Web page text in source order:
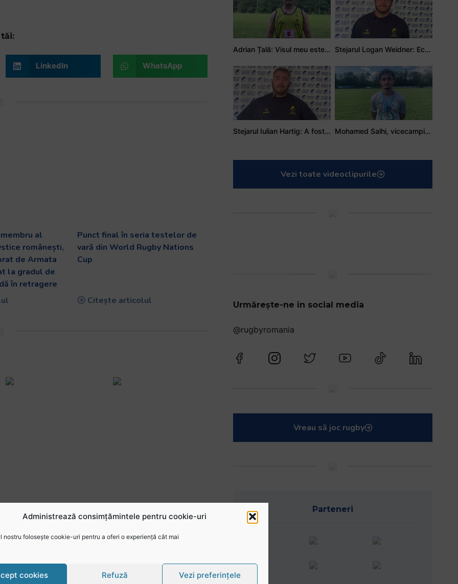
Administrează consimțămintele pentru cookie-uri
nostru folosește cookie-uri pentru a oferi o experiență cât mai
cookies Refuză Vezi preferințele
LinkedIn WhatsApp
al
românești,
de Armata
la gradul de
în retragere
Punct final în seria testelor de
vară din World Rugby Nations
Cup
Citește articolul
Adrian Țală: Visul meu este să debutez pentru România Stejarul Logan Weidner: Echipa a muncit mult, iar asta se va vedea în meciurile de la Nations Cup
Stejarul Iulian Hartig: A fost un turneu care a unit mai mult echipa Mohamed Salhi, vicecampion național juniori I: Rugby-ul te învață să accepți și înfrângerile
Vezi toate videoclipurile
Urmărește-ne în social media
@rugbyromania
Vreau să joc rugby
Parteneri